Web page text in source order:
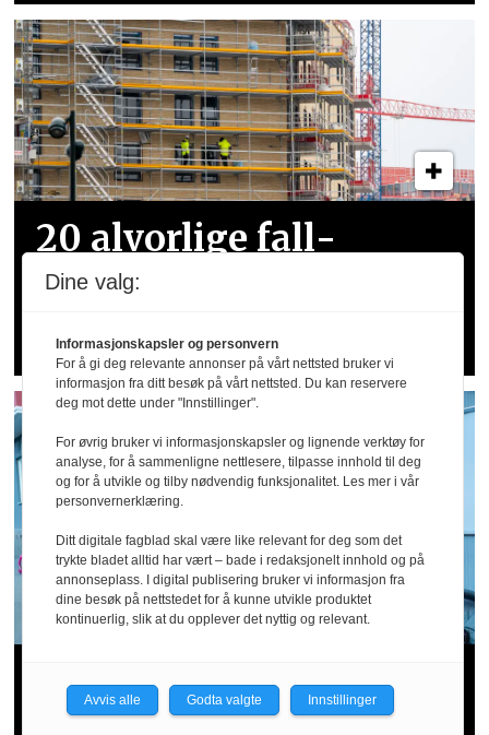
20 alvorlige fall­
ulykker siden april: –
Dette er for høye tall
Arbeidstilsynet hos Wolt og
Foodora: – Tyder på sosial
Dine valg:
Informasjonskapsler og personvern
For å gi deg relevante annonser på vårt nettsted bruker vi
informasjon fra ditt besøk på vårt nettsted. Du kan reservere
deg mot dette under "Innstillinger".
For øvrig bruker vi informasjonskapsler og lignende verktøy for
analyse, for å sammenligne nettlesere, tilpasse innhold til deg
og for å utvikle og tilby nødvendig funksjonalitet. Les mer i vår
personvernerklæring.
Ditt digitale fagblad skal være like relevant for deg som det
trykte bladet alltid har vært – bade i redaksjonelt innhold og på
annonseplass. I digital publisering bruker vi informasjon fra
dine besøk på nettstedet for å kunne utvikle produktet
kontinuerlig, slik at du opplever det nyttig og relevant.
Avvis alle Godta valgte Innstillinger